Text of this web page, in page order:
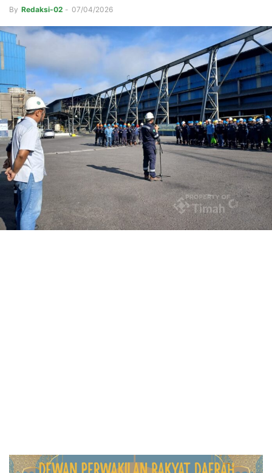
By Redaksi-02 - 07/04/2026